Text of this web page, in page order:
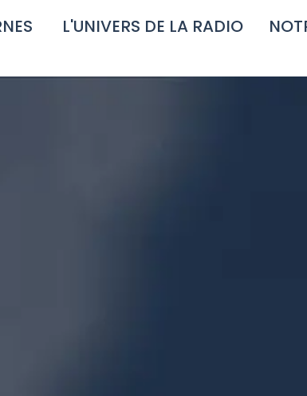
L'UNIVERS DE LA RADIO